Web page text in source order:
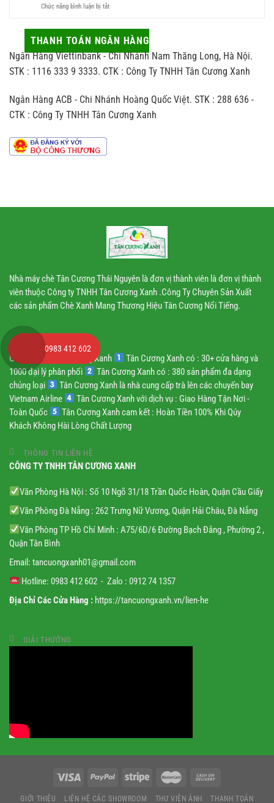
vừa
vừa
hợp
người
nhận
và
tác
động
ai
để
hương
vị
Chức năng bình luận bị tắtở
công
biệt
thế
với
trà
sản
THANH TOÁN NGÂN HÀNG
Ngân Hàng Viettinbank - Chi Nhánh Nam Thăng Long, Hà Nội.
STK : 1116 333 9 3333. CTK : Công Ty TNHH Tân Cương Xanh
Ngân Hàng ACB - Chi Nhánh Hoàng Quốc Việt. STK : 288 636 -
CTK : Công Ty TNHH Tân Cương Xanh
Nhà máy chè Tân Cương Thái Nguyên là đơn vị thành viên là đơn vị thành
viên thuộc Công ty TNHH Tân Cương Xanh .Công Ty Chuyên Sản Xuất
các sản phẩm Chè Xanh Mang Thương Hiệu Tân Cương Nổi Tiếng.
TRUY CẬP NHANH
Giới thiệu về Tân Cương Xanh
Tân Cương Xanh có : 30+ cửa hàng và
1000 đại lý phân phối
Tân Cương Xanh có : 380 sản phẩm đa dạng
chủng loại
Tân Cương Xanh là nhà cung cấp trà lên các chuyến bay
Vietnam Airline
Tân Cương Xanh với dịch vụ : Giao Hàng Tận Nơi -
Toàn Quốc
Tân Cương Xanh cam kết : Hoàn Tiền 100% Khi Qúy
Khách Không Hài Lòng Chất Lượng
THÔNG TIN LIÊN HỆ
CÔNG TY TNHH TÂN CƯƠNG XANH
Văn Phòng Hà Nội : Số 10 Ngõ 31/18 Trần Quốc Hoàn, Quận Cầu Giấy
Văn Phòng Đà Nẵng : 262 Trưng Nữ Vương, Quận Hải Châu, Đà Nẵng
Văn Phòng TP Hồ Chí Minh : A75/6D/6 Đường Bạch Đằng , Phường 2 ,
Quận Tân Bình
Email: tancuongxanh01@gmail.com
Hotline: 0983 412 602 - Zalo : 0912 74 1357
Địa Chỉ Các Cửa Hàng : https://tancuongxanh.vn/lien-he
GIẢI THƯỞNG
GIỚI THIỆU LIÊN HỆ CÁC SHOWROOM THƯ VIỆN ẢNH THANH TOÁN
0983 412 602